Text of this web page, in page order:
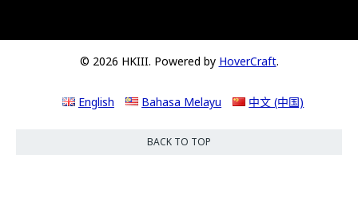
© 2026 HKIII. Powered by HoverCraft.
English Bahasa Melayu 中文 (中国)
BACK TO TOP